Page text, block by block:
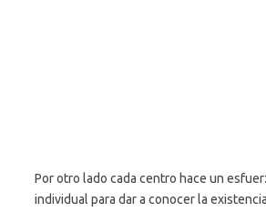
Por otro lado cada centro hace un
individual para dar a conocer la